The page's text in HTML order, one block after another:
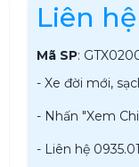
Liên hệ
Mã SP:
- Xe đời mới,
- Nhấn "Xem
- Liên hệ